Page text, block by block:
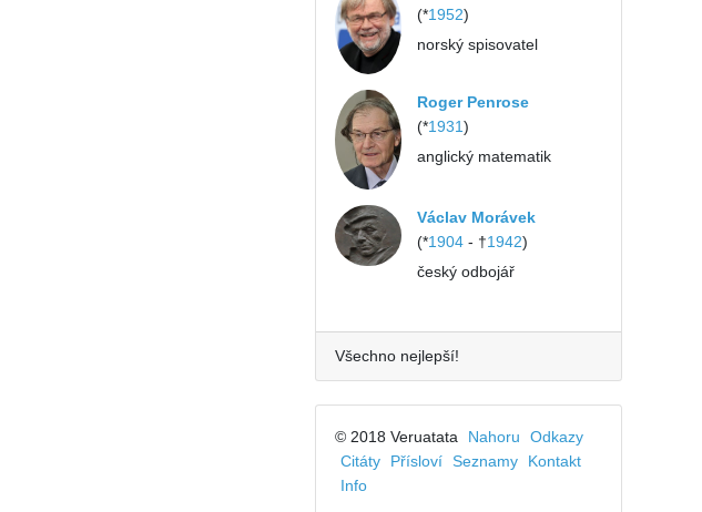
(*1952)
norský spisovatel
Roger Penrose
(*1931)
anglický matematik
Václav Morávek
(*1904 - †1942)
český odbojář
Všechno nejlepší!
© 2018 Veruatata Nahoru
Odkazy
Citáty
Přísloví Seznamy
Kontakt
Info